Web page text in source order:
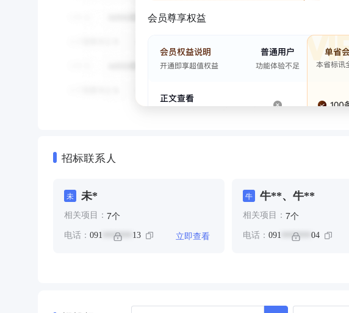
会员尊享权益
招标联系人
未 未*
相关项目： 7个
电话： 091 ******* 13 立即查看
牛 牛**、牛**
相关项目： 7个
电话： 091 ******* 04